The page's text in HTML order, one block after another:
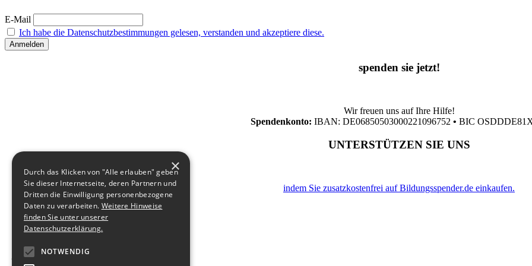
E-Mail
Ich habe die Datenschutzbestimmungen gelesen, verstanden und akzeptiere diese.
spenden sie jetzt!
Wir freuen uns auf Ihre Hilfe!
Spendenkonto: IBAN: DE06850503000221096752 • BIC
UNTERSTÜTZEN SIE UNS
indem Sie zusatzkostenfrei auf Bildungsspender.de einkaufen.
×
Durch das Klicken von "Alle erlauben" geben
Sie dieser Internetseite, deren Partnern und
Dritten die Einwilligung personenbezogene
Daten zu verarbeiten. Weitere Hinweise
finden Sie unter unserer
Datenschutzerklärung.
NOTWENDIG